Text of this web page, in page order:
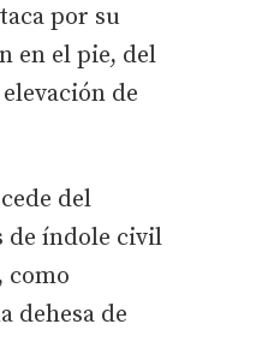
por su
en el pie, del
de
del
de índole civil
como
dehesa de